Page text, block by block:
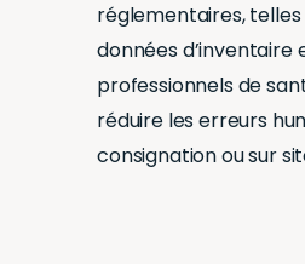
réglementaires, telles
données d’inventaire
professionnels de
réduire les erreurs
consignation ou sur